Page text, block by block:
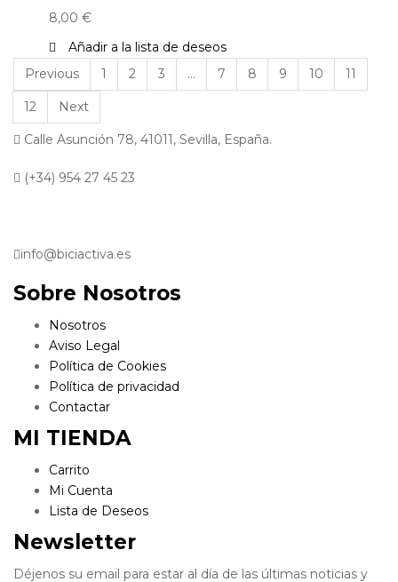
8,00 €
Añadir a la lista de deseos
Previous
1 2 3 … 7 8 9 10 11
12 Next
Calle Asunción 78, 41011, Sevilla, España.
(+34) 954 27 45 23
info@biciactiva.es
Sobre Nosotros
Nosotros
Aviso Legal
Política de Cookies
Política de privacidad
Contactar
MI TIENDA
Carrito
Mi Cuenta
Lista de Deseos
Newsletter
Déjenos su email para estar al día de las últimas noticias y